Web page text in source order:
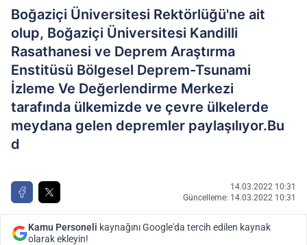
Boğaziçi Üniversitesi Rektörlüğü'ne ait
olup, Boğaziçi Üniversitesi Kandilli
Rasathanesi ve Deprem Araştırma
Enstitüsü Bölgesel Deprem-Tsunami
İzleme Ve Değerlendirme Merkezi
tarafında ülkemizde ve çevre ülkelerde
meydana gelen depremler paylaşılıyor.Bu
d
14.03.2022 10:31
Güncelleme: 14.03.2022 10:31
Kamu Personeli kaynağını Google'da tercih edilen kaynak
olarak ekleyin!